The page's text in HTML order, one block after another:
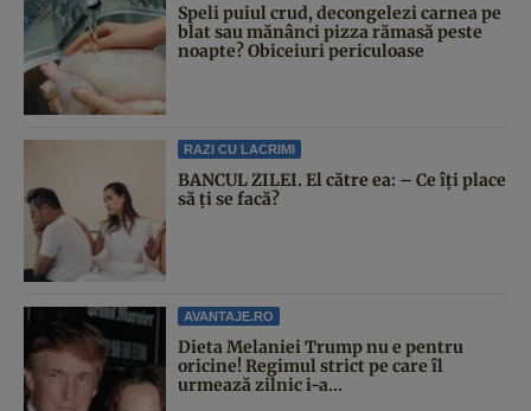
Speli puiul crud, decongelezi carnea pe
blat sau mănânci pizza rămasă peste
noapte? Obiceiuri periculoase
RAZI CU LACRIMI
BANCUL ZILEI. El către ea: – Ce îți place
să ți se facă?
AVANTAJE.RO
Dieta Melaniei Trump nu e pentru
oricine! Regimul strict pe care îl
urmează zilnic i-a...